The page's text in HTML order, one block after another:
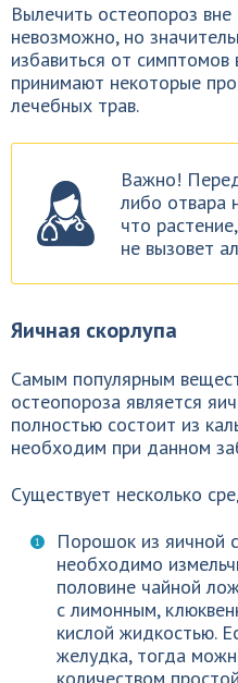
Вылечить остеопороз
невозможно, но
избавиться от симптомов
принимают некоторые
лечебных трав.
Важно!
либо отвара
что
не вызовет
Яичная скорлупа
Самым популярным
остеопороза является
полностью состоит из
необходим при данном
Существует несколько
Порошок из яичной
необходимо
половине чайной
с лимонным,
кислой жидкостью.
желудка, тогда